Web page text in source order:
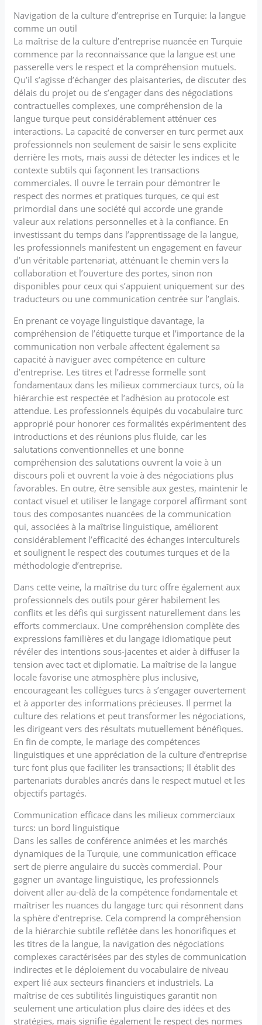
Navigation de la culture d’entreprise en Turquie: la langue
comme un outil
La maîtrise de la culture d’entreprise nuancée en Turquie
commence par la reconnaissance que la langue est une
passerelle vers le respect et la compréhension mutuels.
Qu’il s’agisse d’échanger des plaisanteries, de discuter des
délais du projet ou de s’engager dans des négociations
contractuelles complexes, une compréhension de la
langue turque peut considérablement atténuer ces
interactions. La capacité de converser en turc permet aux
professionnels non seulement de saisir le sens explicite
derrière les mots, mais aussi de détecter les indices et le
contexte subtils qui façonnent les transactions
commerciales. Il ouvre le terrain pour démontrer le
respect des normes et pratiques turques, ce qui est
primordial dans une société qui accorde une grande
valeur aux relations personnelles et à la confiance. En
investissant du temps dans l’apprentissage de la langue,
les professionnels manifestent un engagement en faveur
d’un véritable partenariat, atténuant le chemin vers la
collaboration et l’ouverture des portes, sinon non
disponibles pour ceux qui s’appuient uniquement sur des
traducteurs ou une communication centrée sur l’anglais.
En prenant ce voyage linguistique davantage, la
compréhension de l’étiquette turque et l’importance de la
communication non verbale affectent également sa
capacité à naviguer avec compétence en culture
d’entreprise. Les titres et l’adresse formelle sont
fondamentaux dans les milieux commerciaux turcs, où la
hiérarchie est respectée et l’adhésion au protocole est
attendue. Les professionnels équipés du vocabulaire turc
approprié pour honorer ces formalités expérimentent des
introductions et des réunions plus fluide, car les
salutations conventionnelles et une bonne
compréhension des salutations ouvrent la voie à un
discours poli et ouvrent la voie à des négociations plus
favorables. En outre, être sensible aux gestes, maintenir le
contact visuel et utiliser le langage corporel affirmant sont
tous des composantes nuancées de la communication
qui, associées à la maîtrise linguistique, améliorent
considérablement l’efficacité des échanges interculturels
et soulignent le respect des coutumes turques et de la
méthodologie d’entreprise.
Dans cette veine, la maîtrise du turc offre également aux
professionnels des outils pour gérer habilement les
conflits et les défis qui surgissent naturellement dans les
efforts commerciaux. Une compréhension complète des
expressions familières et du langage idiomatique peut
révéler des intentions sous-jacentes et aider à diffuser la
tension avec tact et diplomatie. La maîtrise de la langue
locale favorise une atmosphère plus inclusive,
encourageant les collègues turcs à s’engager ouvertement
et à apporter des informations précieuses. Il permet la
culture des relations et peut transformer les négociations,
les dirigeant vers des résultats mutuellement bénéfiques.
En fin de compte, le mariage des compétences
linguistiques et une appréciation de la culture d’entreprise
turc font plus que faciliter les transactions; Il établit des
partenariats durables ancrés dans le respect mutuel et les
objectifs partagés.
Communication efficace dans les milieux commerciaux
turcs: un bord linguistique
Dans les salles de conférence animées et les marchés
dynamiques de la Turquie, une communication efficace
sert de pierre angulaire du succès commercial. Pour
gagner un avantage linguistique, les professionnels
doivent aller au-delà de la compétence fondamentale et
maîtriser les nuances du langage turc qui résonnent dans
la sphère d’entreprise. Cela comprend la compréhension
de la hiérarchie subtile reflétée dans les honorifiques et
les titres de la langue, la navigation des négociations
complexes caractérisées par des styles de communication
indirectes et le déploiement du vocabulaire de niveau
expert lié aux secteurs financiers et industriels. La
maîtrise de ces subtilités linguistiques garantit non
seulement une articulation plus claire des idées et des
stratégies, mais signifie également le respect des normes